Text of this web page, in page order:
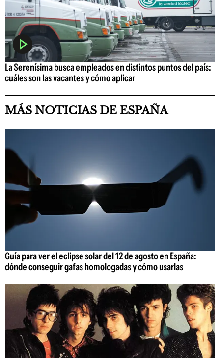
La Serenísima busca empleados en distintos puntos del país:
cuáles son las vacantes y cómo aplicar
MÁS NOTICIAS DE ESPAÑA
Guía para ver el eclipse solar del 12 de agosto en España:
dónde conseguir gafas homologadas y cómo usarlas